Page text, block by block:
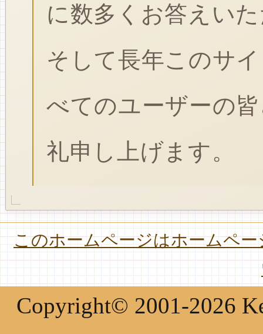
に数多くお答えい
そして長年このサ
べてのユーザーの
礼申し上げます。
このホームページはホームペ
Copyright© 2001-2026